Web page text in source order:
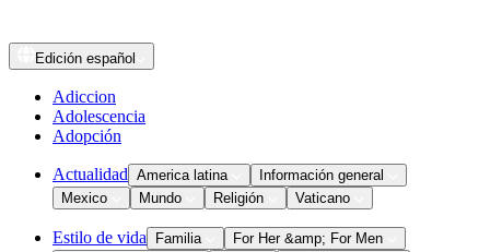
Edición español
Adiccion
Adolescencia
Adopción
Actualidad America latina
Información general
Mexico
Mundo Religión Vaticano
Estilo de vida Familia
For Her &amp; For Men